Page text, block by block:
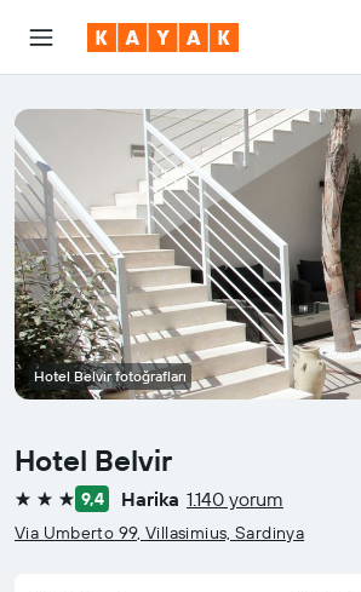
Hotel Belvir
3 yıldız 9,4 Harika 1.140 yorum
Via Umberto 99, Villasimius, Sardinya
Hotel Belvir fotoğrafları